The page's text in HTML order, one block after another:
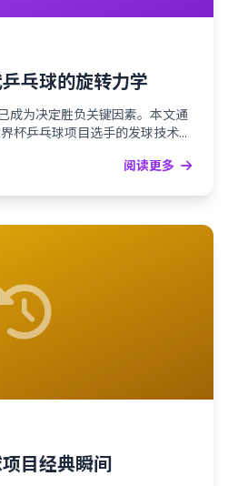
乓球的旋转力学
成为决定胜负关键因素。本文通
杯乒乓球项目选手的发球技术...
阅读更多
目经典瞬间